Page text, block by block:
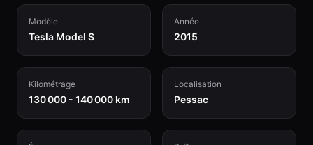
Modèle
Tesla Model S
Année
2015
Kilométrage
130 000 - 140 000 km
Localisation
Pessac